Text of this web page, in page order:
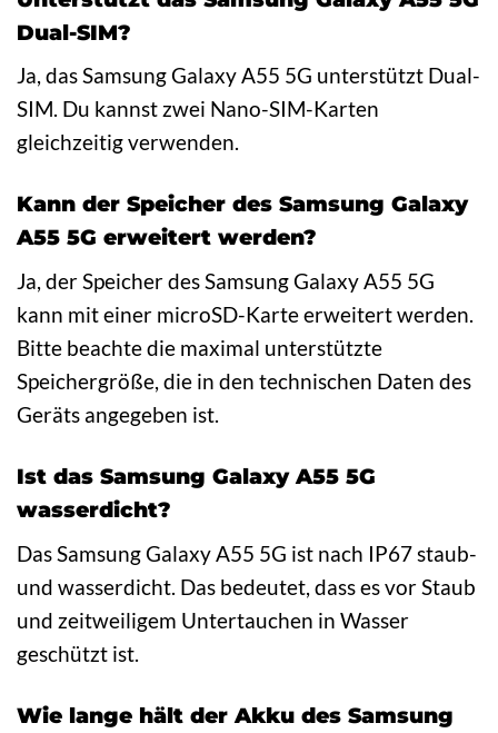
Dual-SIM?
Ja, das Samsung Galaxy A55 5G unterstützt Dual-
SIM. Du kannst zwei Nano-SIM-Karten
gleichzeitig verwenden.
Kann der Speicher des Samsung Galaxy
A55 5G erweitert werden?
Ja, der Speicher des Samsung Galaxy A55 5G
kann mit einer microSD-Karte erweitert werden.
Bitte beachte die maximal unterstützte
Speichergröße, die in den technischen Daten des
Geräts angegeben ist.
Ist das Samsung Galaxy A55 5G
wasserdicht?
Das Samsung Galaxy A55 5G ist nach IP67 staub-
und wasserdicht. Das bedeutet, dass es vor Staub
und zeitweiligem Untertauchen in Wasser
geschützt ist.
Wie lange hält der Akku des Samsung